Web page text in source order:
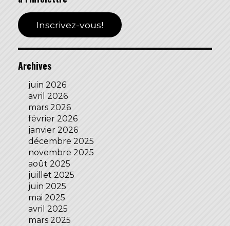
Inscrivez-vous!
Archives
juin 2026
avril 2026
mars 2026
février 2026
janvier 2026
décembre 2025
novembre 2025
août 2025
juillet 2025
juin 2025
mai 2025
avril 2025
mars 2025